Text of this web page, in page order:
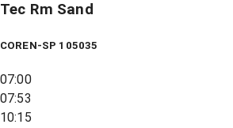
Tec Rm Sand
COREN-SP 105035
07:00
07:53
10:15